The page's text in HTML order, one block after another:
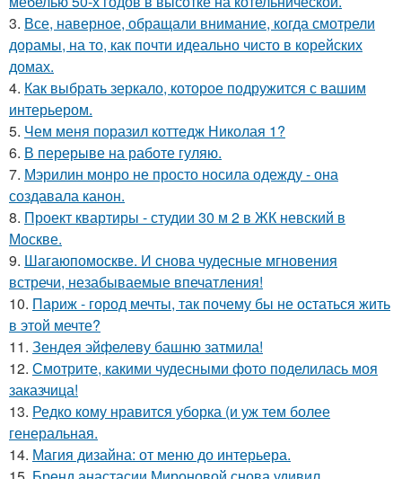
3. Все, наверное, обращали внимание, когда смотрели
дорамы, на то, как почти идеально чисто в корейских
домах.
4. Как выбрать зеркало, которое подружится с вашим
интерьером.
5. Чем меня поразил коттедж Николая 1?
6. В перерыве на работе гуляю.
7. Мэрилин монро не просто носила одежду - она
создавала канон.
8. Проект квартиры - студии 30 м 2 в ЖК невский в
Москве.
9. Шагаюпомоскве. И снова чудесные мгновения
встречи, незабываемые впечатления!
10. Париж - город мечты, так почему бы не остаться жить
в этой мечте?
11. Зендея эйфелеву башню затмила!
12. Смотрите, какими чудесными фото поделилась моя
заказчица!
13. Редко кому нравится уборка (и уж тем более
генеральная.
14. Магия дизайна: от меню до интерьера.